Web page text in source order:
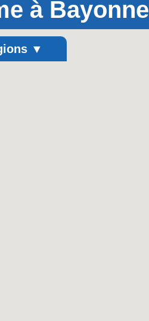
à Bayonne
▼